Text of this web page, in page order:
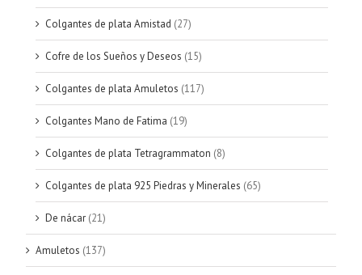
Colgantes de plata Amistad (27)
Cofre de los Sueños y Deseos (15)
Colgantes de plata Amuletos (117)
Colgantes Mano de Fatima (19)
Colgantes de plata Tetragrammaton (8)
Colgantes de plata 925 Piedras y Minerales (65)
De nácar (21)
Amuletos (137)